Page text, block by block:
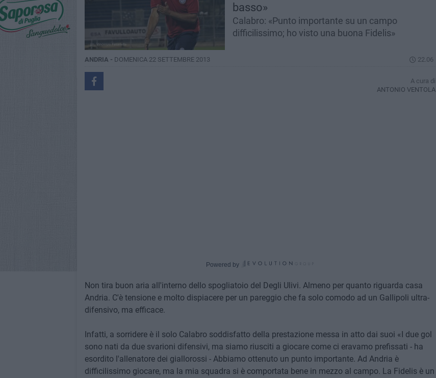
basso»
Calabro: «Punto importante su un campo
difficilissimo; ho visto una buona Fidelis»
ANDRIA - DOMENICA 22 SETTEMBRE 2013 22.06
A cura di
ANTONIO VENTOLA
Powered by
Non tira buon aria all'interno dello spogliatoio del Degli Ulivi. Almeno per quanto riguarda casa
Andria. C'è tensione e molto dispiacere per un pareggio che fa solo comodo ad un Gallipoli ultra-
difensivo, ma efficace.
Infatti, a sorridere è il solo Calabro soddisfatto della prestazione messa in atto dai suoi «I due gol
sono nati da due svarioni difensivi, ma siamo riusciti a giocare come ci eravamo prefissati - ha
esordito l'allenatore dei giallorossi - Abbiamo ottenuto un punto importante. Ad Andria è
difficilissimo giocare, ma la mia squadra si è comportata bene in mezzo al campo. La Fidelis è un